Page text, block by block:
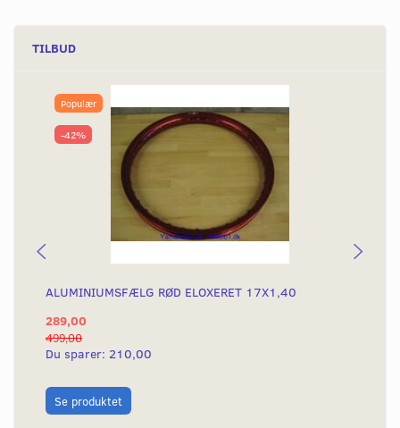
TILBUD
Populær
-42%
ALUMINIUMSFÆLG RØD ELOXERET 17X1,40
289,00
499,00
Du sparer: 210,00
Se produktet